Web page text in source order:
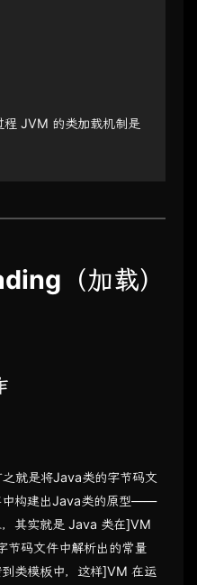
JVM 的类加载机制是
（加载）
就是将Java类的字节码文
中构建出Java类的原型——
其实就是 Java 类在]VM
节码文件中解析出的常量
类模板中，这样]VM 在运